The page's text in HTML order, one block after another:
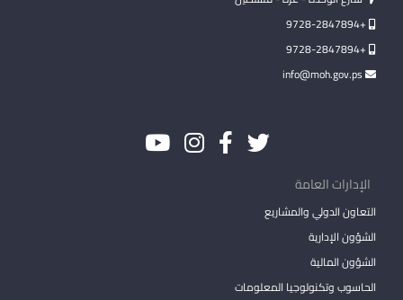
+9728-2847894
+9728-2847894
الإدارات العامة
التعاون الدولي والمشاريع
الشؤون الإدارية
الشؤون المالية
الحاسوب وتكنولوجيا المعلومات